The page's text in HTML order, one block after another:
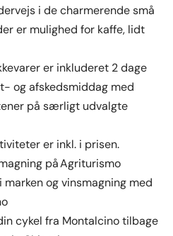
i de charmerende små
er mulighed for kaffe, lidt
er inkluderet 2 dage
og afskedsmiddag med
på særligt udvalgte
er inkl. i prisen.
på Agriturismo
marken og vinsmagning med
cykel fra Montalcino tilbage